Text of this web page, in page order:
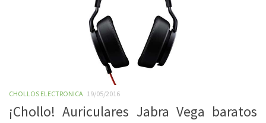
CHOLLOS ELECTRONICA 19/05/2016
¡Chollo! Auriculares Jabra Vega baratos